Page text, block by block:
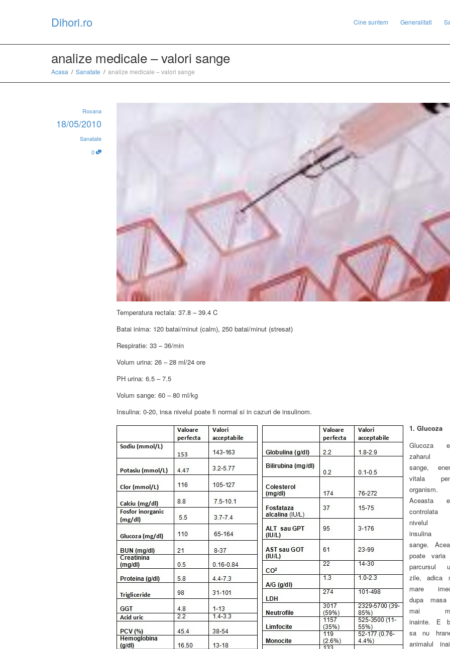
Dihori.ro Cine suntem Generalitati
analize medicale – valori sange
Acasa Sanatate analize medicale – valori sange
Roxana
18/05/2010
Sanatate
0
Temperatura rectala: 37.8 – 39.4 C
Batai inima: 120 batai/minut (calm), 250 batai/minut (stresat)
Respiratie: 33 – 36/min
Volum urina: 26 – 28 ml/24 ore
PH urina: 6.5 – 7.5
Volum sange: 60 – 80 ml/kg
Insulina: 0-20, insa nivelul poate fi normal si in cazuri de insulinom.
1. Glucoza
Glucoza
zaharul
sange,
vitala
organism.
Aceasta
controlata
nivelul
insulina
sange.
poate varia
parcursul
zile, adica
mare
dupa
mai
inainte. E
sa nu
animalul